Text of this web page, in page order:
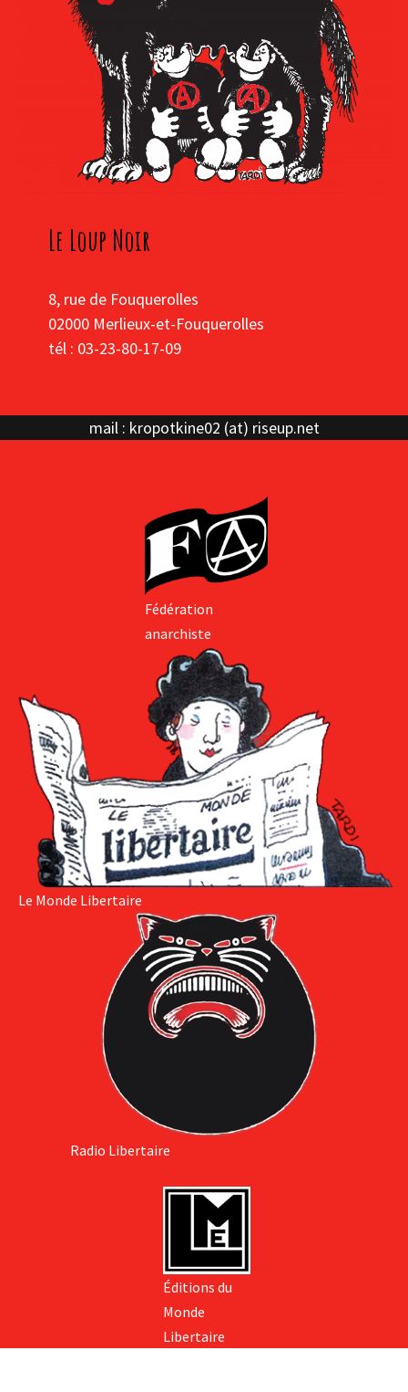
Le Loup Noir
8, rue de Fouquerolles
02000 Merlieux-et-Fouquerolles
tél : 03-23-80-17-09
mail : kropotkine02 (at) riseup.net
Fédération
anarchiste
Le Monde Libertaire
Radio Libertaire
Éditions du
Monde
Libertaire